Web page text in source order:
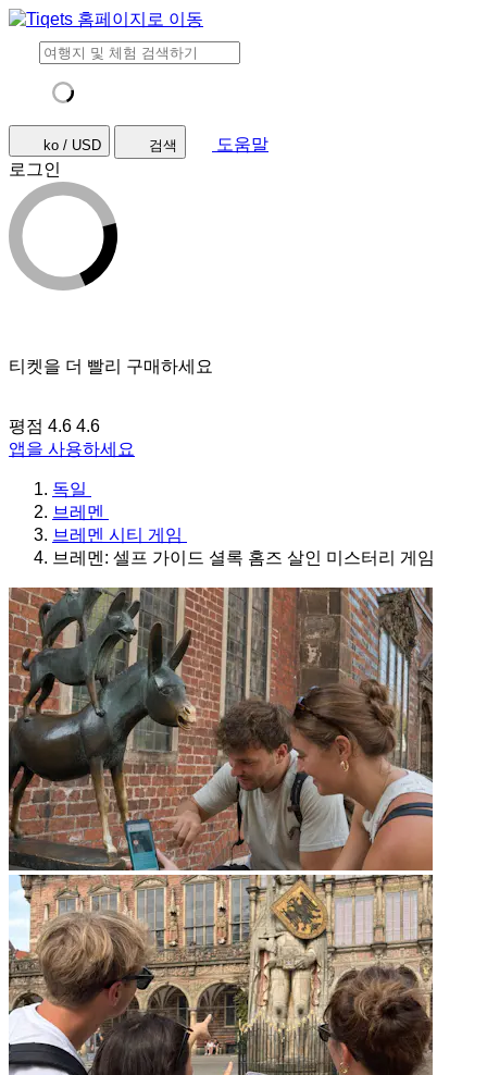
ko / USD 검색
도움말
로그인
티켓을 더 빨리 구매하세요
평점 4.6 4.6
앱을 사용하세요
독일
브레멘
브레멘 시티 게임
브레멘: 셀프 가이드 셜록 홈즈 살인 미스터리 게임